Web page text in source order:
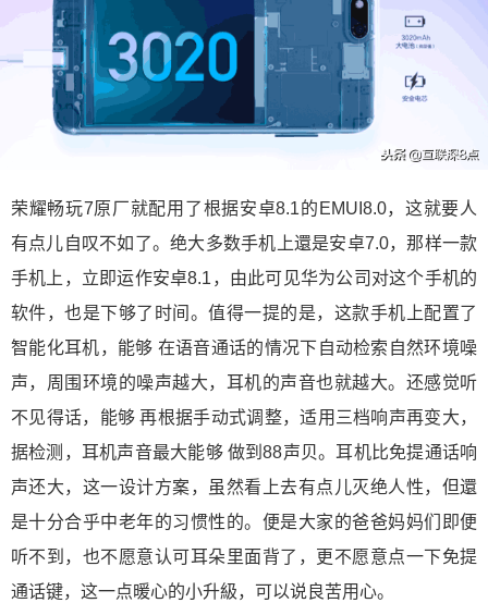
荣耀畅玩7原厂就配用了根据安卓8.1的EMUI8.0，这就要人
有点儿自叹不如了。绝大多数手机上還是安卓7.0，那样一款
手机上，立即运作安卓8.1，由此可见华为公司对这个手机的
软件，也是下够了时间。值得一提的是，这款手机上配置了
智能化耳机，能够 在语音通话的情况下自动检索自然环境噪
声，周围环境的噪声越大，耳机的声音也就越大。还感觉听
不见得话，能够 再根据手动式调整，适用三档响声再变大，
据检测，耳机声音最大能够 做到88声贝。耳机比免提通话响
声还大，这一设计方案，虽然看上去有点儿灭绝人性，但還
是十分合乎中老年的习惯性的。便是大家的爸爸妈妈们即便
听不到，也不愿意认可耳朵里面背了，更不愿意点一下免提
通话键，这一点暖心的小升級，可以说良苦用心。